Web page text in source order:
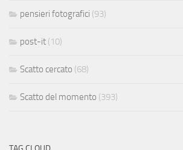
pensieri fotografici (93)
post-it (10)
Scatto cercato (68)
Scatto del momento (393)